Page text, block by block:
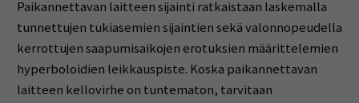
Paikannettavan laitteen sijainti ratkaistaan laskemalla
tunnettujen tukiasemien sijaintien sekä valonnopeudella
kerrottujen saapumisaikojen erotuksien määrittelemien
hyperboloidien leikkauspiste. Koska paikannettavan
laitteen kellovirhe on tuntematon, tarvitaan